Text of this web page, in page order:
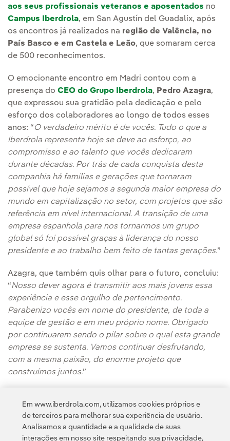
aos seus profissionais veteranos e aposentados no
Campus Iberdrola, em San Agustín del Guadalix, após
os encontros já realizados na região de Valência, no
País Basco e em Castela e Leão, que somaram cerca
de 500 reconhecimentos.
O emocionante encontro em Madri contou com a
presença do CEO do Grupo Iberdrola, Pedro Azagra,
que expressou sua gratidão pela dedicação e pelo
esforço dos colaboradores ao longo de todos esses
anos: “O verdadeiro mérito é de vocês. Tudo o que a
Iberdrola representa hoje se deve ao esforço, ao
compromisso e ao talento que vocês dedicaram
durante décadas. Por trás de cada conquista desta
companhia há famílias e gerações que tornaram
possível que hoje sejamos a segunda maior empresa do
mundo em capitalização no setor, com projetos que são
referência em nível internacional. A transição de uma
empresa espanhola para nos tornarmos um grupo
global só foi possível graças à liderança do nosso
presidente e ao trabalho bem feito de tantas gerações.”
Azagra, que também quis olhar para o futuro, concluiu:
“Nosso dever agora é transmitir aos mais jovens essa
experiência e esse orgulho de pertencimento.
Parabenizo vocês em nome do presidente, de toda a
equipe de gestão e em meu próprio nome. Obrigado
por continuarem sendo o pilar sobre o qual esta grande
empresa se sustenta. Vamos continuar desfrutando,
com a mesma paixão, do enorme projeto que
construímos juntos.”
por executivos da Iberdrola, entre eles o CEO da
Iberdrola España,Mario Ruiz-Tagle.
Em www.iberdrola.com, utilizamos cookies próprios e
de terceiros para melhorar sua experiência de usuário.
Analisamos a quantidade e a qualidade de suas
interações em nosso site respeitando sua privacidade,